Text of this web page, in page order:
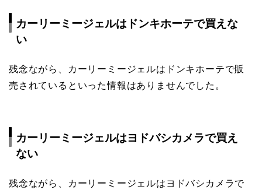
カーリーミージェルはドンキホーテで買えな
い
残念ながら、カーリーミージェルはドンキホーテで販
売されているといった情報はありませんでした。
カーリーミージェルはヨドバシカメラで買え
ない
残念ながら、カーリーミージェルはヨドバシカメラで